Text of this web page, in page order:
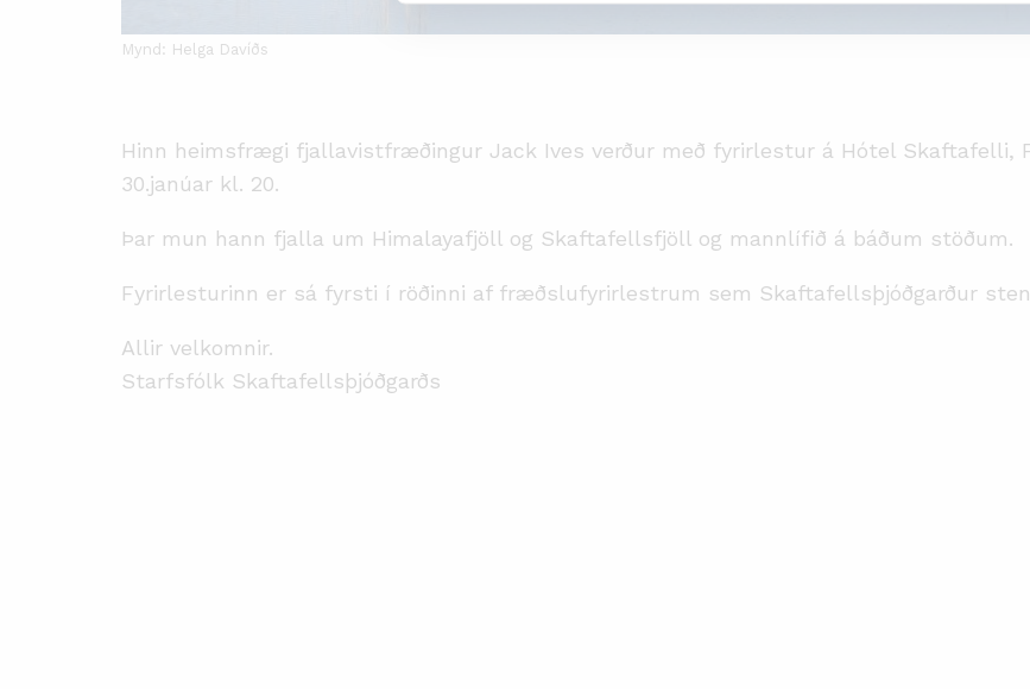
Mynd: Helga Davíðs
Hinn heimsfrægi fjallavistfræðingur Jack Ives verður með fyrirlestur á Hótel Skaftafelli,
30.janúar kl. 20.
Þar mun hann fjalla um Himalayafjöll og Skaftafellsfjöll og mannlífið á báðum stöðum.
Fyrirlesturinn er sá fyrsti í röðinni af fræðslufyrirlestrum sem Skaftafellsþjóðgarður
Allir velkomnir.
Starfsfólk Skaftafellsþjóðgarðs